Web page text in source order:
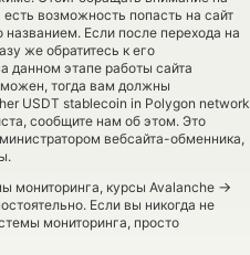
возможность попасть на сайт
Если после перехода на
же обратитесь к его
данном этапе работы сайта
тогда вам должны
USDT stablecoin in Polygon network
сообщите нам об этом. Это
вебсайта-обменника,
мониторинга, курсы Avalanche →
Если вы никогда не
мониторинга, просто